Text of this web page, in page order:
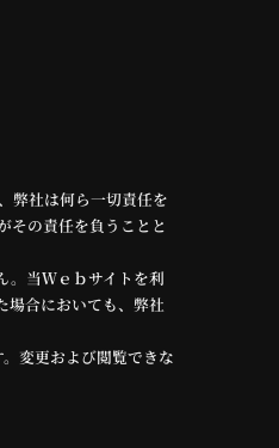
弊社は何ら一切責任を
その責任を負うことと
。当Ｗｅｂサイトを利
場合においても、弊社
変更および閲覧できな